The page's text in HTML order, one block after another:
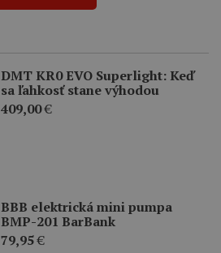
DMT KR0 EVO Superlight: Keď
sa ľahkosť stane výhodou
409,00€
BBB elektrická mini pumpa
BMP-201 BarBank
79,95€